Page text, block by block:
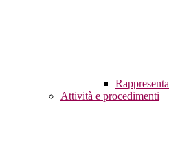
Attività e procedimenti